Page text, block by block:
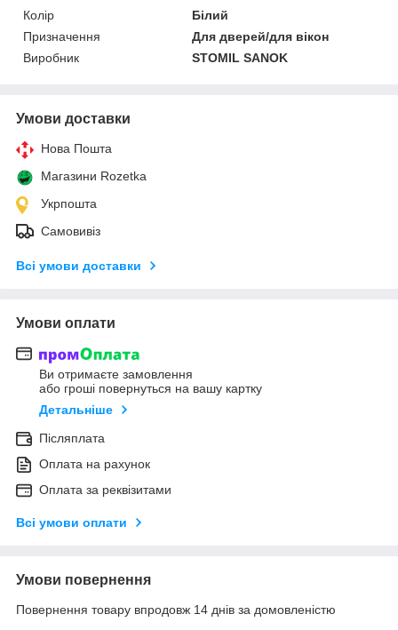
Колір
Білий
Призначення
Для дверей/для вікон
Виробник
STOMIL SANOK
Умови доставки
Нова Пошта
Магазини Rozetka
Укрпошта
Самовивіз
Всі умови доставки
Умови оплати
Ви отримаєте замовлення
або гроші повернуться на вашу картку
Детальніше
Післяплата
Оплата на рахунок
Оплата за реквізитами
Всі умови оплати
Умови повернення
Повернення товару впродовж 14 днів за домовленістю